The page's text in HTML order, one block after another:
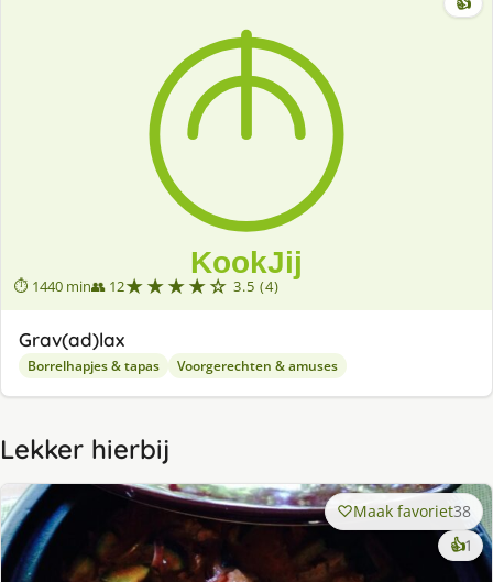
⏱ 1440 min👥 12★★★★☆ 3.5 (4)
Grav(ad)lax
Borrelhapjes & tapas Voorgerechten & amuses
Lekker hierbij
Maak favoriet38
👍1